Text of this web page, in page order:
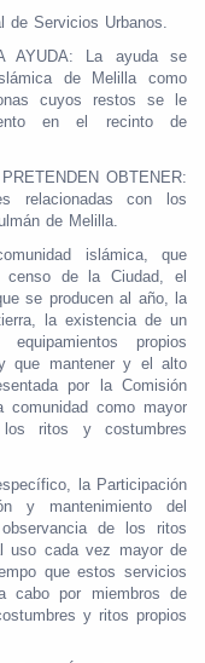
de Servicios Urbanos.
AYUDA: La ayuda se
de Melilla como
cuyos restos se le
en el recinto de
OBTENER:
relacionadas con los
de Melilla.
islámica, que
censo de la Ciudad, el
se producen al año, la
la existencia de un
propios
que mantener y el alto
por la Comisión
comunidad como mayor
ritos y costumbres
la Participación
y mantenimiento del
de los ritos
uso cada vez mayor de
que estos servicios
cabo por miembros de
y ritos propios